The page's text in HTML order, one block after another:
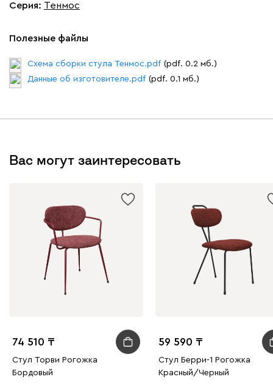
Серия: Тенмос
Полезные файлы
Схема сборки стула Тенмос.pdf (pdf. 0.2 мб.)
Данные об изготовителе.pdf (pdf. 0.1 мб.)
Вас могут заинтересовать
74 510
Стул Торви Рогожка
Бордовый
59 590
Стул Берри-1 Рогожка
Красный/Черный